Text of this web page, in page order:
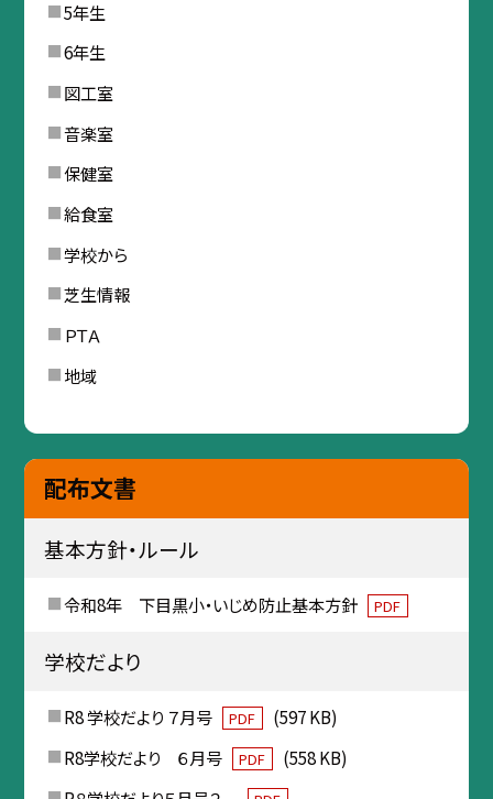
5年生
6年生
図工室
音楽室
保健室
給食室
学校から
芝生情報
ＰＴＡ
地域
配布文書
基本方針・ルール
令和8年 下目黒小・いじめ防止基本方針 PDF
学校だより
R8 学校だより ７月号 PDF
(597 KB)
R8学校だより ６月号
PDF
(558 KB)